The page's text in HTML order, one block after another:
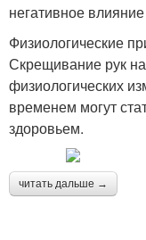
негативное
Физиологические
Скрещивание рук
физиологических
временем могут
здоровьем.
читать дальше →